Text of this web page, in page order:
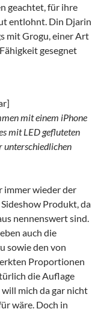
geachtet, für ihre
entlohnt. Din Djarin
mit Grogu, einer Art
gesegnet
mit einem iPhone
mit LED gefluteten
unterschiedlichen
immer wieder der
Produkt, da
nennenswert sind.
auch die
sowie den von
Proportionen
die Auflage
mich da gar nicht
wäre. Doch in